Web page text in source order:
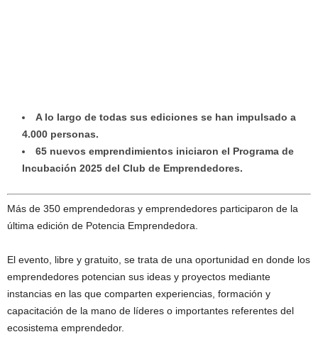
A lo largo de todas sus ediciones se han impulsado a
4.000 personas.
65 nuevos emprendimientos iniciaron el Programa de
Incubación 2025 del Club de Emprendedores.
Más de 350 emprendedoras y emprendedores participaron de la
última edición de Potencia Emprendedora.
El evento, libre y gratuito, se trata de una oportunidad en donde los
emprendedores potencian sus ideas y proyectos mediante
instancias en las que comparten experiencias, formación y
capacitación de la mano de líderes o importantes referentes del
ecosistema emprendedor.